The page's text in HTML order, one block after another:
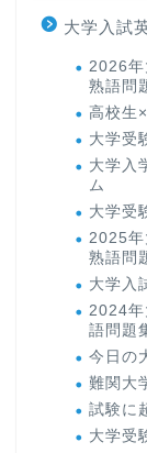
大学入試
2026年
熟語問
高校生
大学受
大学入
ム
大学受
2025年
熟語問
大学入
2024年
語問題
今日の
難関大
試験に
大学受